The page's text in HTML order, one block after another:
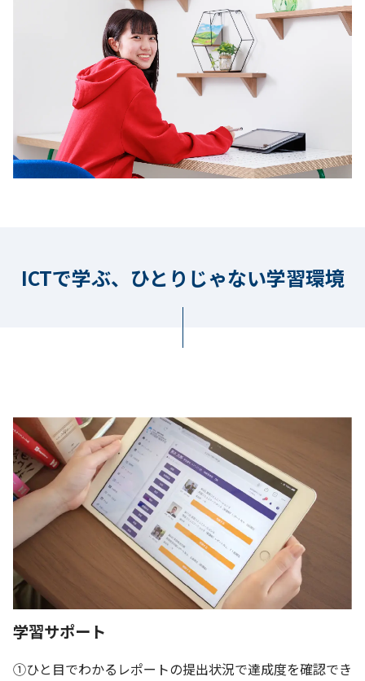
ICTで学ぶ、ひとりじゃない学習環境
学習サポート
①ひと目でわかるレポートの提出状況で達成度を確認でき